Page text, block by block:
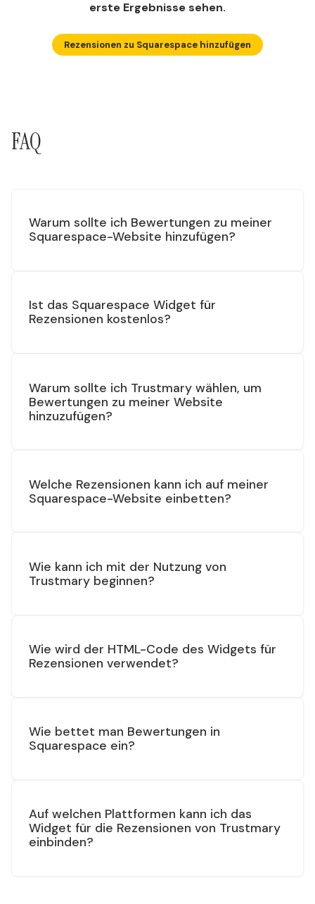
erste Ergebnisse sehen.
Rezensionen zu Squarespace hinzufügen
FAQ
Warum sollte ich Bewertungen zu meiner
Squarespace-Website hinzufügen?
Ist das Squarespace Widget für
Rezensionen kostenlos?
Warum sollte ich Trustmary wählen, um
Bewertungen zu meiner Website
hinzuzufügen?
Welche Rezensionen kann ich auf meiner
Squarespace-Website einbetten?
Wie kann ich mit der Nutzung von
Trustmary beginnen?
Wie wird der HTML-Code des Widgets für
Rezensionen verwendet?
Wie bettet man Bewertungen in
Squarespace ein?
Auf welchen Plattformen kann ich das
Widget für die Rezensionen von Trustmary
einbinden?